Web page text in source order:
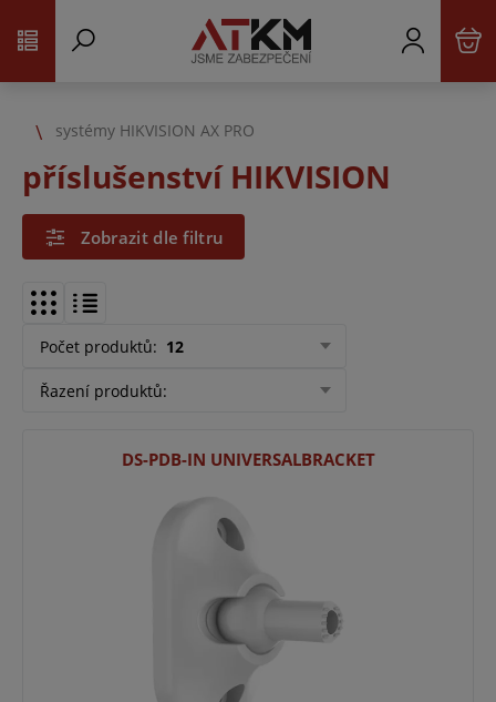
systémy HIKVISION AX PRO
příslušenství HIKVISION
Zobrazit dle filtru
Počet produktů: 12
Řazení produktů:
DS-PDB-IN UNIVERSALBRACKET